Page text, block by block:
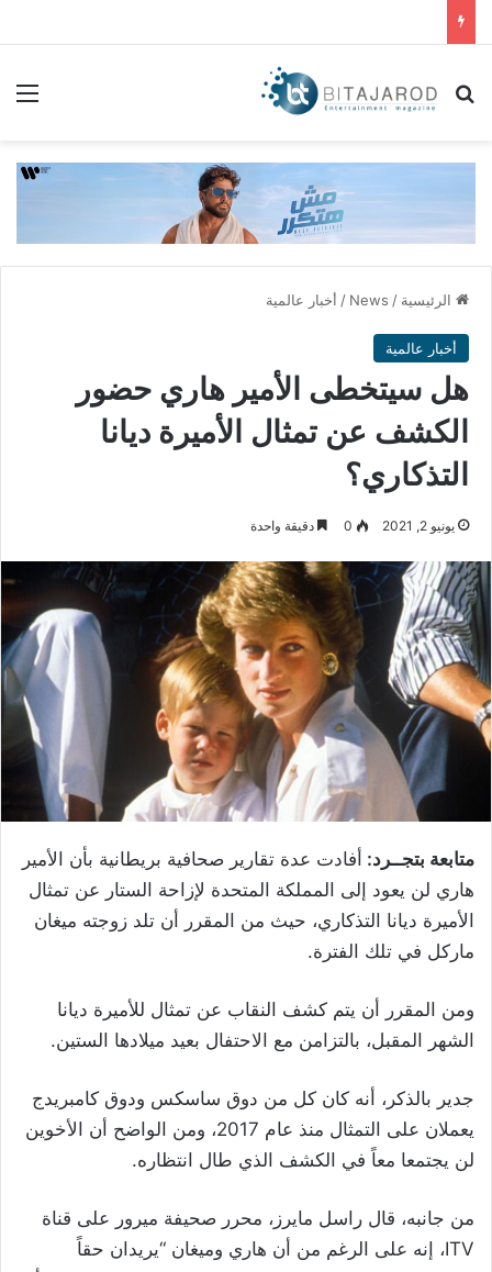
بحث عن
الرئيسية /
News
/ أخبار عالمية
أخبار عالمية
هل سيتخطى الأمير هاري حضور
الكشف عن تمثال الأميرة ديانا
التذكاري؟
يونيو 2, 2021 0 دقيقة واحدة
متابعة بتجــرد: أفادت عدة تقارير صحافية بريطانية بأن الأمير
هاري لن يعود إلى المملكة المتحدة لإزاحة الستار عن تمثال
الأميرة ديانا التذكاري، حيث من المقرر أن تلد زوجته ميغان
ماركل في تلك الفترة.
ومن المقرر أن يتم كشف النقاب عن تمثال للأميرة ديانا
الشهر المقبل، بالتزامن مع الاحتفال بعيد ميلادها الستين.
جدير بالذكر، أنه كان كل من دوق ساسكس ودوق كامبريدج
يعملان على التمثال منذ عام 2017، ومن الواضح أن الأخوين
لن يجتمعا معاً في الكشف الذي طال انتظاره.
من جانبه، قال راسل مايرز، محرر صحيفة ميرور على قناة
ITV، إنه على الرغم من أن هاري وميغان “يريدان حقاً